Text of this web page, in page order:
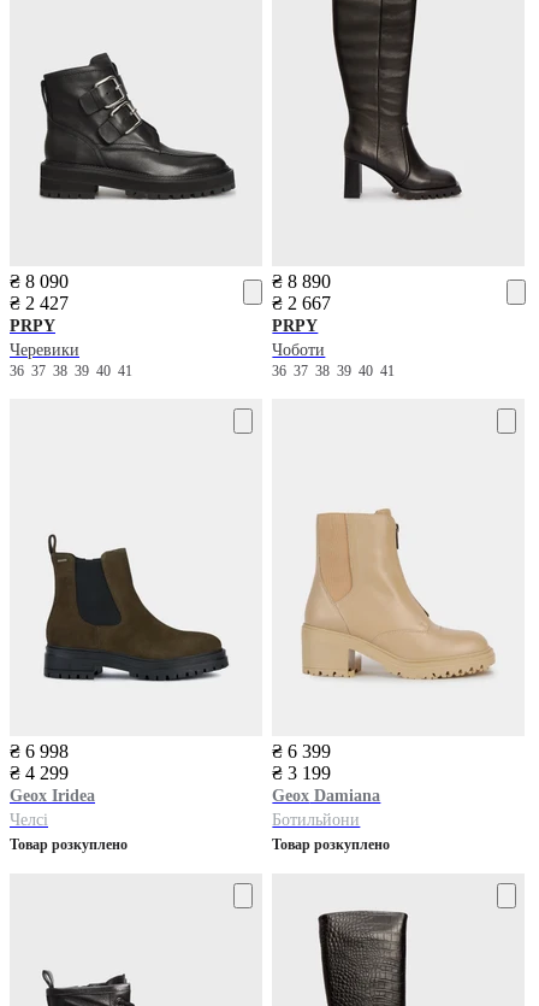
₴ 8 090
₴ 2 427
PRPY
Черевики
36 37 38 39 40 41
₴ 8 890
₴ 2 667
PRPY
Чоботи
363738394041
₴ 6 998
₴ 4 299
Geox Iridea
Челсі
Товар розкуплено
₴ 6 399
₴ 3 199
Geox Damiana
Ботильйони
Товар розкуплено